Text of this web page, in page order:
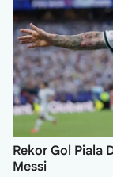
Rekor Gol Piala
Messi